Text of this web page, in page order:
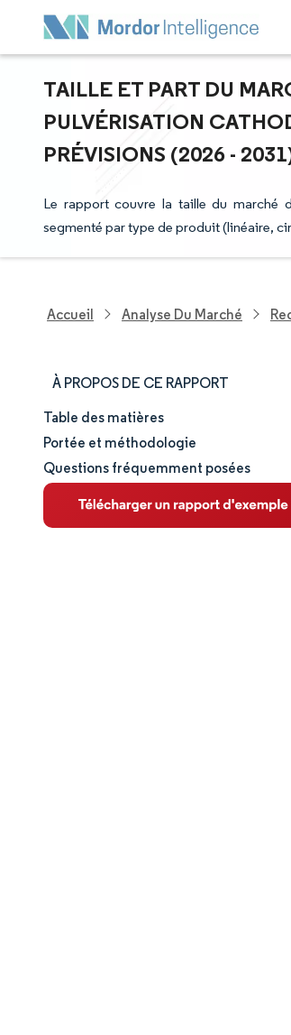
TAILLE ET PART DU
PULVÉRISATION
PRÉVISIONS (2026 -
Le rapport couvre la taille du marché
segmenté par type de produit (linéaire,
Accueil Analyse Du Marché
À PROPOS DE CE RAPPORT
Aperçu du marché
Analyse du marché
Principales tendances du marché
Table des matières
Portée et méthodologie
Questions fréquemment posées